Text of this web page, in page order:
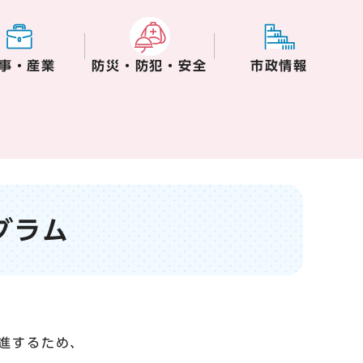
・産業 防災・防犯・安全 市政情報
ラム
するため、